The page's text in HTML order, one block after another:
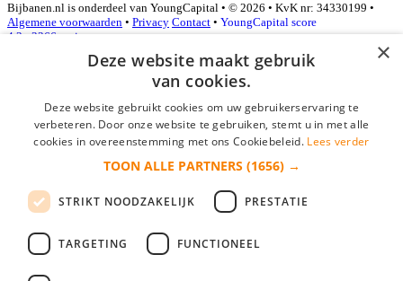
Bijbanen.nl is onderdeel van YoungCapital • © 2026 • KvK nr: 34330199 •
Algemene voorwaarden • Privacy Contact • YoungCapital score
4.3 - 3366 reviews
Inloggen als bedrijf
*
login gegevens onthouden
login
Bedrijf aanmelden
×
Deze website maakt gebruik
van cookies.
Deze website gebruikt cookies om uw gebruikerservaring te
verbeteren. Door onze website te gebruiken, stemt u in met alle
cookies in overeenstemming met ons Cookiebeleid. Lees verder
TOON ALLE PARTNERS (1656) →
STRIKT NOODZAKELIJK PRESTATIE
TARGETING FUNCTIONEEL